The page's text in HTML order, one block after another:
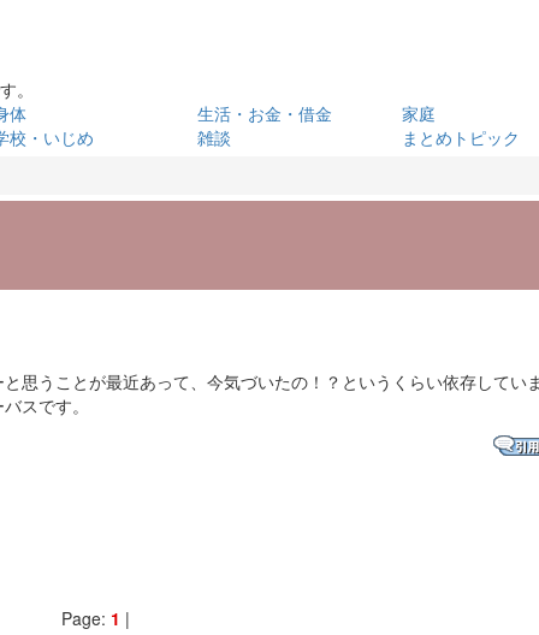
。
体 生活・お金・借金
家庭
校・いじめ 雑談 まとめトピック
思うことが最近あって、今気づいたの！？というくらい依存していま
スです。
Page: 1 |